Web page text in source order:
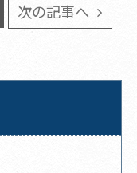
次の記事へ